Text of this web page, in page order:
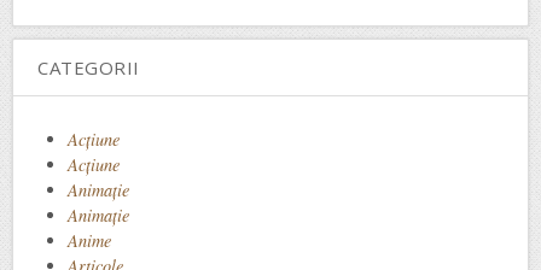
CATEGORII
Acţiune
Acțiune
Animaţie
Animație
Anime